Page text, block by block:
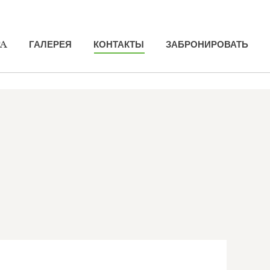
ГАЛЕРЕЯ КОНТАКТЫ ЗАБРОНИРОВАТЬ
ГАЛЕРЕЯ КОНТАКТЫ ЗАБРОНИРОВАТЬ